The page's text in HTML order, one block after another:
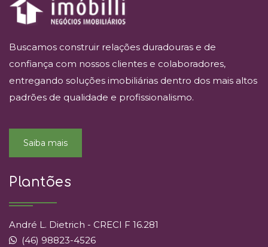
Buscamos construir relações duradouras e de
confiança com nossos clientes e colaboradores,
entregando soluções imobiliárias dentro dos mais altos
padrões de qualidade e profissionalismo.
Saiba mais
Plantões
André L. Dietrich - CRECI F 16.281
(46) 98823-4526